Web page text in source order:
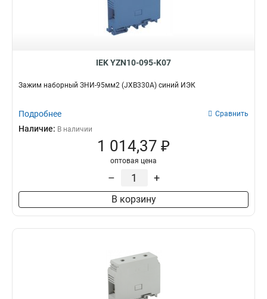
IEK YZN10-095-K07
Зажим наборный ЗНИ-95мм2 (JXB330А) синий ИЭК
Подробнее Сравнить
Наличие: В наличии
1 014,37 ₽
оптовая цена
– +
В корзину